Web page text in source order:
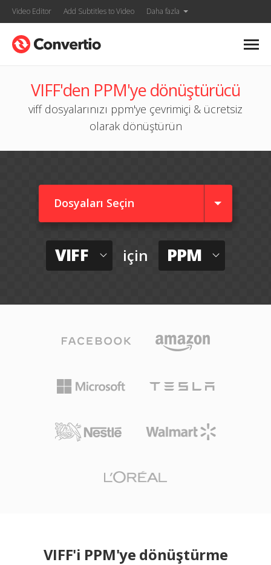
Video Editor Add Subtitles to Video Daha fazla
VIFF'den PPM'ye dönüştürücü
viff dosyalarınızı ppm'ye çevrimiçi & ücretsiz
olarak dönüştürün
Dosyaları Seçin
VIFF için PPM
VIFF'i PPM'ye dönüştürme